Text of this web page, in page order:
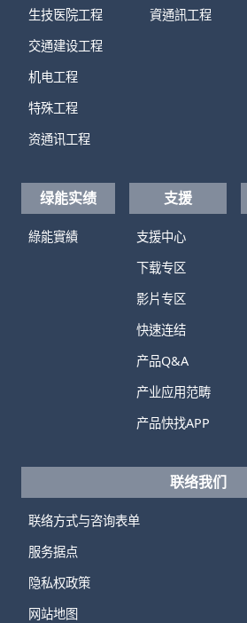
生技医院工程
交通建设工程
机电工程
特殊工程
资通讯工程
資通訊工程
绿能实绩
綠能實績
支援
支援中心
下载专区
影片专区
快速连结
产品Q&A
产业应用范畴
产品快找APP
联络我们
联络方式与咨询表单
服务据点
隐私权政策
网站地图